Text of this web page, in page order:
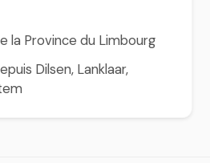
la Province du Limbourg
Dilsen, Lanklaar,